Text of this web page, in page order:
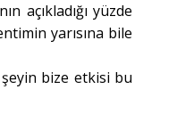
açıkladığı yüzde
yarısına bile
bize etkisi bu